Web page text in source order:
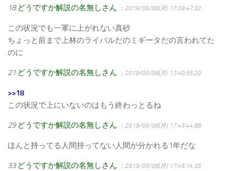
18 どうですか解説の名無しさん ：2019/05/06(月) 17:39:47.32
この状況でも一軍に上がれない真砂
ちょっと前まで上林のライバルだのミギータだの言われてた
のに
21 どうですか解説の名無しさん ：2019/05/06(月) 17:40:35.20
>>18
この状況で上にいないのはもう終わっとるね
29 どうですか解説の名無しさん ：2019/05/06(月) 17:43:44.88
ほんと持ってる人間持ってない人間が分かれる1年だな
33 どうですか解説の名無しさん ：2019/05/06(月) 17:45:14.35